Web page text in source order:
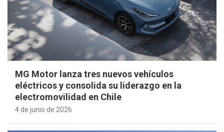
MG Motor lanza tres nuevos vehículos
eléctricos y consolida su liderazgo en la
electromovilidad en Chile
4 de junio de 2026